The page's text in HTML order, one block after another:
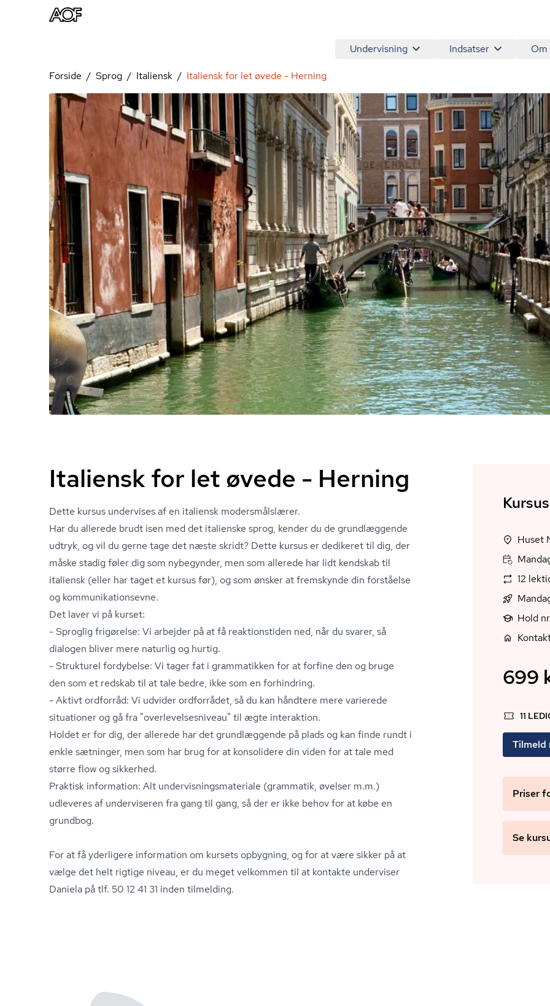
Undervisning Indsatser Om
Forside Sprog Italiensk Italiensk for let øvede - Herning
Italiensk for let øvede - Herning
Dette kursus undervises af en italiensk mo­der­s­målslæ­rer.
Har du allerede brudt isen med det italienske sprog, kender du de grundlæggende
udtryk, og vil du gerne tage det næste skridt? Dette kursus er dedikeret til dig, der
måske stadig føler dig som nybegynder, men som allerede har lidt kendskab til
italiensk (eller har taget et kursus før), og som ønsker at fremskynde din forståelse
og kom­mu­ni­ka­tions­ev­ne.
Det laver vi på kurset:
- Sproglig frigørelse: Vi arbejder på at få reaktionstiden ned, når du svarer, så
dialogen bliver mere naturlig og hurtig.
- Strukturel fordybelse: Vi tager fat i grammatikken for at forfine den og bruge
den som et redskab til at tale bedre, ikke som en forhindring.
- Aktivt ordforråd: Vi udvider ordforrådet, så du kan håndtere mere varierede
situationer og gå fra "over­le­vel­ses­ni­veau" til ægte interaktion.
Holdet er for dig, der allerede har det grundlæggende på plads og kan finde rundt i
enkle sætninger, men som har brug for at konsolidere din viden for at tale med
større flow og sikkerhed.
Praktisk information: Alt un­der­vis­nings­ma­te­ri­a­le (grammatik, øvelser m.m.)
udleveres af underviseren fra gang til gang, så der er ikke behov for at købe en
grundbog.
For at få yderligere information om kursets opbygning, og for at være sikker på at
vælge det helt rigtige niveau, er du meget velkommen til at kontakte underviser
Daniela på tlf. 50 12 41 31 inden tilmelding.
12
Hold
699
11
Tilmeld
Priser
Se